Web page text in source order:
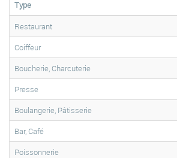
Type
Restaurant
Coiffeur
Boucherie, Charcuterie
Presse
Boulangerie, Pâtisserie
Bar, Café
Poissonnerie